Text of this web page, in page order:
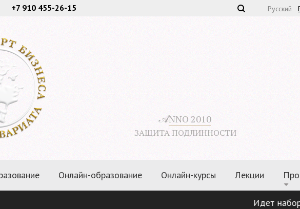
𝒜NNO 2010
ЗАЩИТА ПОДЛИННОСТИ
Онлайн-образование Онлайн-курсы Лекции
Русский
+7 910 455-26-15
Идет набор по